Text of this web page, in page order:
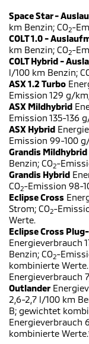
Space Star -
km Benzin; CO2-
COLT 1.0 -
km Benzin; CO2-
COLT Hybrid -
l/100 km Benzin;
ASX 1.2 Turbo
Emission 129 g/
ASX Mildhybrid
Emission 135-136
ASX Hybrid
Emission 99-100
Grandis Mildhybrid
Benzin; CO2-
Grandis Hybrid
CO2-Emission 98-
Eclipse Cross
Strom; CO2-
Werte.
Eclipse Cross
Energieverbrauch
Benzin; CO2-
kombinierte
Energieverbrauch
Outlander
2,6-2,7 l/100 km
B; gewichtet
Energieverbrauch
kombinierte